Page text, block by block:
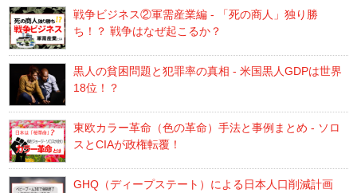
戦争ビジネス②軍需産業編 - 「死の商人」独り勝
ち！？ 戦争はなぜ起こるか？
黒人の貧困問題と犯罪率の真相 - 米国黒人GDPは世界
18位！？
東欧カラー革命（色の革命）手法と事例まとめ - ソロ
スとCIAが政権転覆！
GHQ（ディープステート）による日本人口削減計画